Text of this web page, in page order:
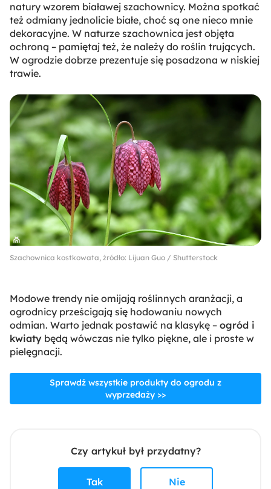
natury wzorem białawej szachownicy. Można spotkać
też odmiany jednolicie białe, choć są one nieco mnie
dekoracyjne. W naturze szachownica jest objęta
ochroną – pamiętaj też, że należy do roślin trujących.
W ogrodzie dobrze prezentuje się posadzona w niskiej
trawie.
Szachownica kostkowata, źródło: Lijuan Guo / Shutterstock
Modowe trendy nie omijają roślinnych aranżacji, a
ogrodnicy prześcigają się hodowaniu nowych
odmian. Warto jednak postawić na klasykę – ogród i
kwiaty będą wówczas nie tylko piękne, ale i proste w
pielęgnacji.
Sprawdź wszystkie produkty do ogrodu z
wyprzedaży >>
Czy artykuł był przydatny?
Tak Nie